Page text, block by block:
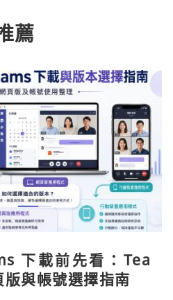
薦
下載前先看：Tea
與帳號選擇指南